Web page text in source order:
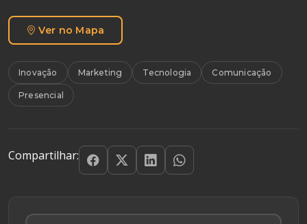
Ver no Mapa
Inovação Marketing Tecnologia Comunicação
Presencial
Compartilhar: